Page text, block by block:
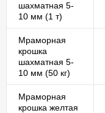
шахматная 5-
10 мм (1 т)
Мраморная
крошка
шахматная 5-
10 мм (50 кг)
Мраморная
крошка желтая